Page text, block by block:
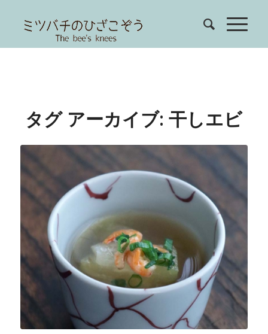
タグ アーカイブ:干しエビ